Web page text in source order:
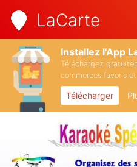
LaCarte
Installez l'App
Téléchargez
commerces favoris
Télécharger